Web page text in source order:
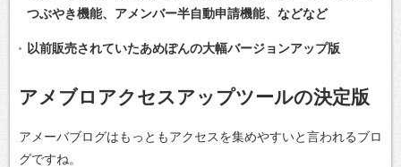
つぶやき機能、アメンバー半自動申請機能、などなど
以前販売されていたあめぽんの大幅バージョンアップ版
アメブロアクセスアップツールの決定版
アメーバブログはもっともアクセスを集めやすいと言われるブロ
グですね。